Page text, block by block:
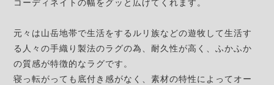
コーディネイトの幅をグッと広げてくれます。
元々は山岳地帯で生活をするルリ族などの遊牧して生活す
る人々の手織り製法のラグの為、耐久性が高く、ふかふか
の質感が特徴的なラグです。
寝っ転がっても底付き感がなく、素材の特性によってオー